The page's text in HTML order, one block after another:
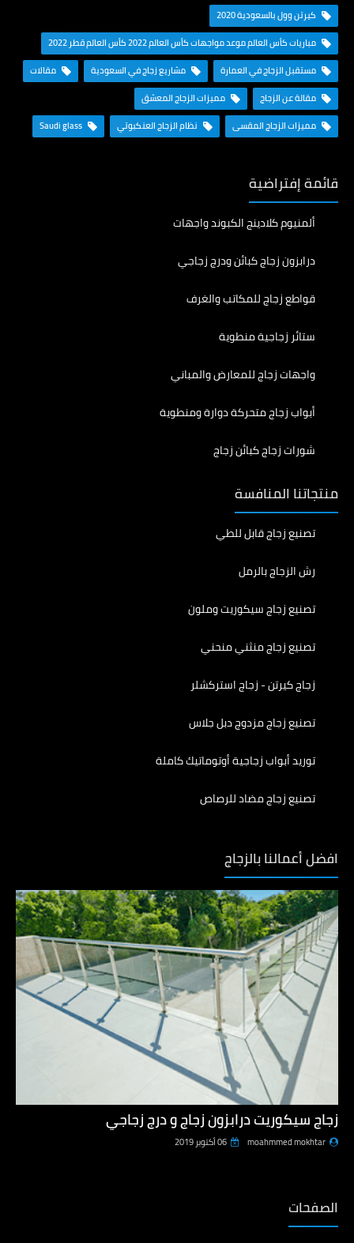
كيرتن وول بالسعودية 2020
مباريات كأس العالم موعد مواجهات كأس العالم 2022 كأس العالم قطر 2022
مستقبل الزجاج في العمارة
مشاريع زجاج في السعودية
مقالات
مقالة عن الزجاج
مميزات الزجاج المعشق
مميزات الزجاج المقسى
نظام الزجاج العنكبوتي
قائمة إفتراضية
ألمنيوم كلادينج الكبوند واجهات
درابزون زجاج كبائن ودرج زجاجي
قواطع زجاج للمكاتب والغرف
ستائر زجاجية منطوية
واجهات زجاج للمعارض والمباني
أبواب زجاج متحركة دوارة ومنطوية
شورات زجاج كبائن زجاج
منتجاتنا المنافسة
تصنيع زجاج قابل للطي
رش الزجاج بالرمل
تصنيع زجاج سيكوريت وملون
تصنيع زجاج منثني منحني
زجاج كيرتن - زجاج استركشلر
تصنيع زجاج مزدوج دبل جلاس
توريد أبواب زجاجية أوتوماتيك كاملة
تصنيع زجاج مضاد للرصاص
افضل أعمالنا بالزجاج
زجاج سيكوريت درابزون زجاج و درج زجاجي
moahmmed mokhtar 06 أكتوبر 2019
الصفحات